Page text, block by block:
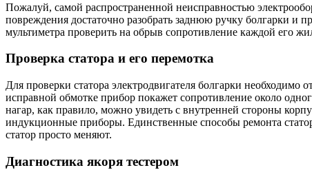
Пожалуй, самой распространенной неисправностью
повреждения достаточно разобрать заднюю ручку болгарки
мультиметра проверить на обрыв сопротивление каждой его
Проверка статора и его перемотка
Для проверки статора электродвигателя болгарки
исправной обмотке прибор покажет сопротивление около
нагар, как правило, можно увидеть с внутренней стороны
индукционные приборы. Единственные способы ремонта
статор просто меняют.
Диагностика якоря тестером